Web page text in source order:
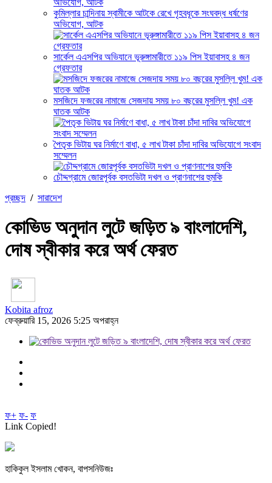
কুমিল্লার চান্দিনায় স্বামীকে আটকে রেখে গৃহবধূকে সংঘবদ্ধ ধর্ষণের
অভিযোগ, আটক
সার্কেল এএসপির অভিযানে ভূরুঙ্গামারীতে ১১৯ পিস ইয়াবাসহ ৪ জন
গ্রেফতার
মসজিদে ফজরের নামাজে সেজদায় সময় ৮০ বছরের মুসল্লি খুম! এক
ঘাতক আটক
পৈতৃক ভিটায় ঘর নির্মাণে বাধা, ৫ লাখ টাকা চাঁদা দাবির অভিযোগে সংবাদ
সম্মেলন
চৌদ্দগ্রামে জোরপূর্বক বসতভিটা দখল ও প্রাণনাশের হুমকি
প্রচ্ছদ / সারাদেশ
কোভিড অনুদান লুটে জড়িত ৯ বাংলাদেশি,
দোষ স্বীকার করে অর্থ ফেরত
Kobita afroz
ফেব্রুয়ারি 15, 2026 5:25 অপরাহ্ন
ফ+ ফ- ফ
Link Copied!
হাকিকুল ইসলাম খোকন, বাপসনিউজঃ